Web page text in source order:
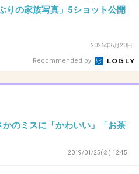
+200 -4
りの家族写真」5ショット公開
2026年6月20日
Recommended by
のミスに「かわいい」「お茶
2019/01/25(金) 12:45